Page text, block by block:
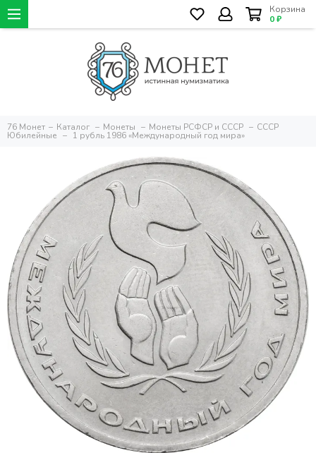
Корзина
0 ₽
76 Монет Каталог Монеты Монеты РСФСР и СССР СССР
Юбилейные 1 рубль 1986 «Международный год мира»